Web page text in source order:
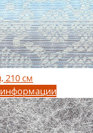
210 см